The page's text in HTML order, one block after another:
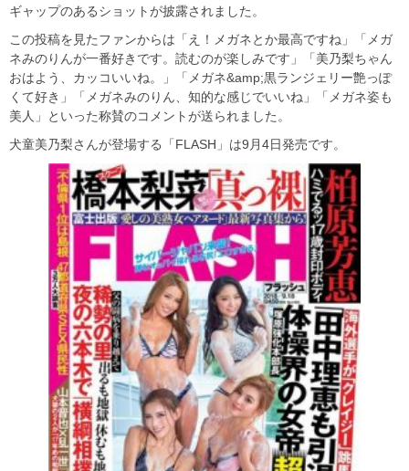
ギャップのあるショットが披露されました。
この投稿を見たファンからは「え！メガネとか最高ですね」「メガ
ネみのりんが一番好きです。読むのが楽しみです」「美乃梨ちゃん
おはよう、カッコいいね。」「メガネ&amp;黒ランジェリー艶っぽ
くて好き」「メガネみのりん、知的な感じでいいね」「メガネ姿も
美人」といった称賛のコメントが送られました。
犬童美乃梨さんが登場する「FLASH」は9月4日発売です。